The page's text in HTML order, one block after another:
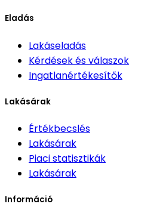
Eladás
Lakáseladás
Kérdések és válaszok
Ingatlanértékesítők
Lakásárak
Értékbecslés
Lakásárak
Piaci statisztikák
Lakásárak
Információ